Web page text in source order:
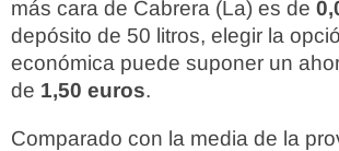
más cara de Cabrera (La) es de
depósito de 50 litros, elegir la
económica puede suponer un
de 1,50 euros.
Comparado con la media de la